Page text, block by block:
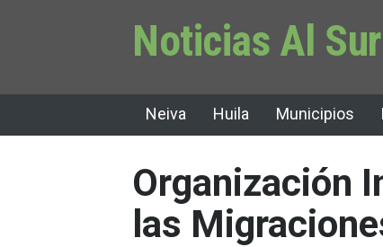
Noticias Al Sur
Neiva Huila Municipios
Organización
las